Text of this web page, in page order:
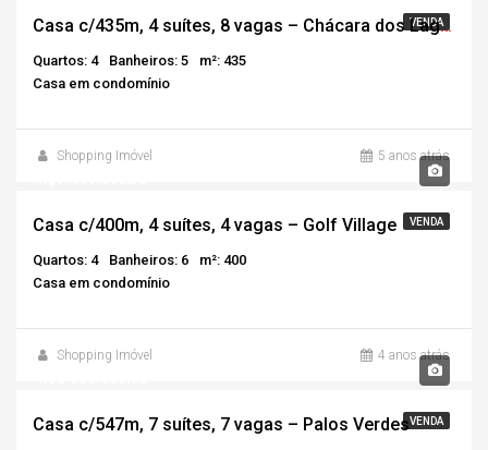
VENDACasa c/435m, 4 suítes, 8 vagas – Chácara dos Lagos
Quartos: 4 Banheiros: 5
m²: 435
Casa em condomínio
Shopping Imóvel 5 anos atrás
VENDA
Casa c/400m, 4 suítes, 4 vagas – Golf Village
Quartos: 4 Banheiros: 6
m²: 400
Casa em condomínio
Shopping Imóvel 4 anos atrás
VENDA
Casa c/547m, 7 suítes, 7 vagas – Palos Verdes